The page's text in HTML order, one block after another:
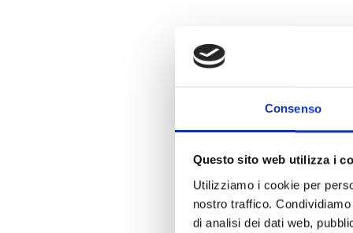
Consenso
Questo sito web utilizza i
Utilizziamo i cookie per
nostro traffico.
di analisi dei dati web,
Una